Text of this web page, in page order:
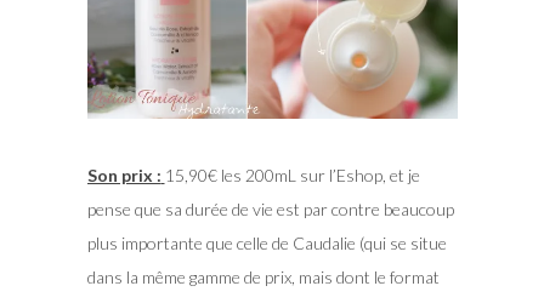
Son prix : 15,90€ les 200mL sur l’Eshop, et je
pense que sa durée de vie est par contre beaucoup
plus importante que celle de Caudalie (qui se situe
dans la même gamme de prix, mais dont le format